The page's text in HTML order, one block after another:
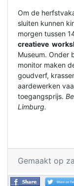
Om de
sluiten kunnen
morgen tussen
creatieve
Museum. Onder
monitor maken
goudverf,
aardewerken
toegangsprijs.
Limburg.
Gemaakt op